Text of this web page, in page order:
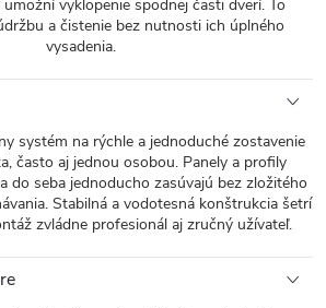
vyklopenie spodnej časti dverí. To
a čistenie bez nutnosti ich úplného
vysadenia.
systém na rýchle a jednoduché zostavenie
často aj jednou osobou. Panely a profily
do seba jednoducho zasúvajú bez zložitého
Stabilná a vodotesná konštrukcia šetrí
zvládne profesionál aj zručný užívateľ.